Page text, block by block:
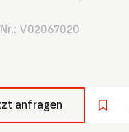
V02067020
anfragen